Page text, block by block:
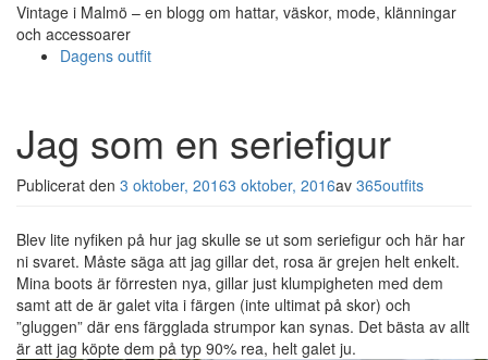
Vintage i Malmö – en blogg om hattar, väskor, mode, klänningar
och accessoarer
Dagens outfit
Jag som en seriefigur
Publicerat den 3 oktober, 20163 oktober, 2016av 365outfits
Blev lite nyfiken på hur jag skulle se ut som seriefigur och här har
ni svaret. Måste säga att jag gillar det, rosa är grejen helt enkelt.
Mina boots är förresten nya, gillar just klumpigheten med dem
samt att de är galet vita i färgen (inte ultimat på skor) och
”gluggen” där ens färgglada strumpor kan synas. Det bästa av allt
är att jag köpte dem på typ 90% rea, helt galet ju.